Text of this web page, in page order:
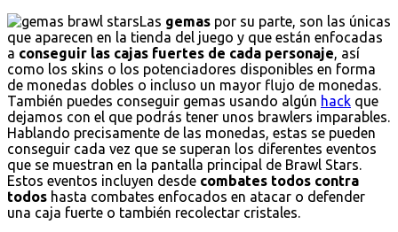
Las gemas por su parte, son las únicas
que aparecen en la tienda del juego y que están enfocadas
a conseguir las cajas fuertes de cada personaje , así
como los skins o los potenciadores disponibles en forma
de monedas dobles o incluso un mayor flujo de monedas.
También puedes conseguir gemas usando algún hack que
dejamos con el que podrás tener unos brawlers imparables.
Hablando precisamente de las monedas, estas se pueden
conseguir cada vez que se superan los diferentes eventos
que se muestran en la pantalla principal de Brawl Stars.
Estos eventos incluyen desde combates todos contra
todos hasta combates enfocados en atacar o defender
una caja fuerte o también recolectar cristales.